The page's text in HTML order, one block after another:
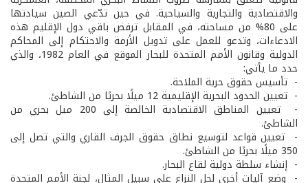
والاقتصادية والتجارية والسياحية. في حين تدّعي الصين سيادتها
على 80% من مساحته، في المقابل ترفض باقي دول الإقليم هذه
الادعاءات، وتدعو للعمل على تدويل الأزمة والاحتكام إلى المحاكم
الدولية وقانون الأمم المتحدة للبحار الموقع في العام 1982، والذي
حدد ما يأتي:
- تأسيس حقوق حرية الملاحة.
- تعيين الحدود البحرية الإقليمية 12 ميلًا بحريًا من الشاطئ.
- تعيين المناطق الاقتصادية الخالصة إلى 200 ميل بحري من
الشاطئ.
- تعيين قواعد لتوسيع نطاق حقوق الجرف القاري والتي تصل إلى
350 ميلًا بحريًا من الشاطئ.
- إنشاء سلطة دولية لقاع البحار.
- وضع آليات أخرى لحل النزاع على سبيل المثال، لجنة الأمم المتحدة